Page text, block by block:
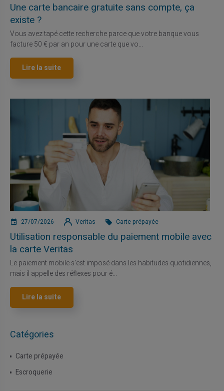
Une carte bancaire gratuite sans compte, ça
existe ?
Vous avez tapé cette recherche parce que votre banque vous
facture 50 € par an pour une carte que vo...
Lire la suite
27/07/2026 Veritas Carte prépayée
Utilisation responsable du paiement mobile avec
la carte Veritas
Le paiement mobile s'est imposé dans les habitudes quotidiennes,
mais il appelle des réflexes pour é...
Lire la suite
Catégories
Carte prépayée
Escroquerie